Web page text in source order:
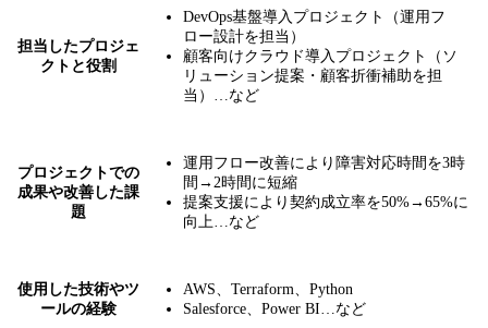
担当したプロジェ
クトと役割
DevOps基盤導入プロジェクト（運用フ
ロー設計を担当）
顧客向けクラウド導入プロジェクト（ソ
リューション提案・顧客折衝補助を担
当）…など
プロジェクトでの
成果や改善した課
題
運用フロー改善により障害対応時間を3時
間→2時間に短縮
提案支援により契約成立率を50%→65%に
向上…など
使用した技術やツ
ールの経験
AWS、Terraform、Python
Salesforce、Power BI…など